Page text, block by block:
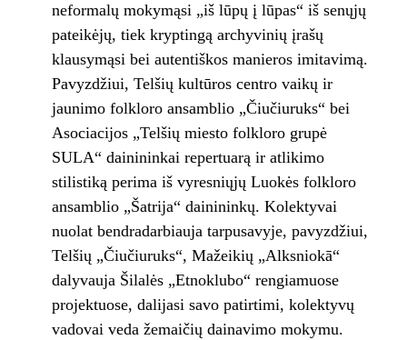
neformalų mokymąsi „iš lūpų į lūpas“ iš senųjų
pateikėjų, tiek kryptingą archyvinių įrašų
klausymąsi bei autentiškos manieros imitavimą.
Pavyzdžiui, Telšių kultūros centro vaikų ir
jaunimo folkloro ansamblio „Čiučiuruks“ bei
Asociacijos „Telšių miesto folkloro grupė
SULA“ dainininkai repertuarą ir atlikimo
stilistiką perima iš vyresniųjų Luokės folkloro
ansamblio „Šatrija“ dainininkų. Kolektyvai
nuolat bendradarbiauja tarpusavyje, pavyzdžiui,
Telšių „Čiučiuruks“, Mažeikių „Alksniokā“
dalyvauja Šilalės „Etnoklubo“ rengiamuose
projektuose, dalijasi savo patirtimi, kolektyvų
vadovai veda žemaičių dainavimo mokymu.